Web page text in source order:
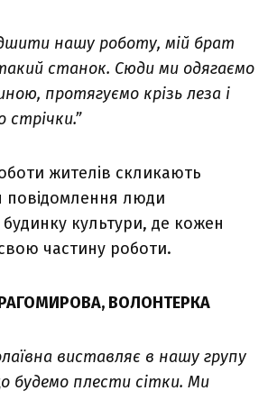
нашу роботу, мій брат
станок. Сюди ми одягаємо
протягуємо крізь леза і
стрічки.”
жителів скликають
повідомлення люди
культури, де кожен
частину роботи.
ВОЛОНТЕРКА
виставляє в нашу групу
будемо плести сітки. Ми